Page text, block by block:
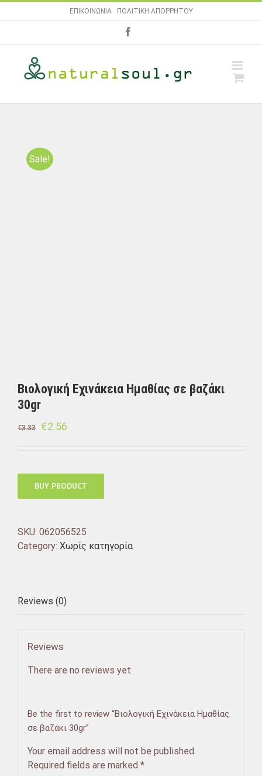
to
ΕΠΙΚΟΙΝΩΝΙΑ| ΠΟΛΙΤΙΚΗ ΑΠΟΡΡΗΤΟΥ
Sale!
Βιολογική Εχινάκεια Ημαθίας σε βαζάκι
30gr
€3.33 €2.56
BUY PRODUCT
SKU: 062056525
Category: Χωρίς κατηγορία
Reviews (0)
Reviews
There are no reviews yet.
Be the first to review “Βιολογική Εχινάκεια Ημαθίας
σε βαζάκι 30gr”
Your email address will not be published.
Required fields are marked *